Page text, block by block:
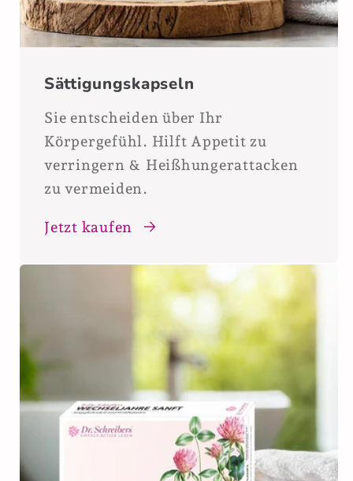
Sättigungskapseln
Sie entscheiden über Ihr
Körpergefühl. Hilft Appetit zu
verringern & Heißhungerattacken
zu vermeiden.
Jetzt kaufen